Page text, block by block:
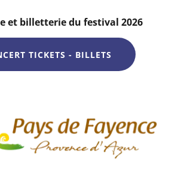
et billetterie du festival 2026
TICKETS - BILLETS